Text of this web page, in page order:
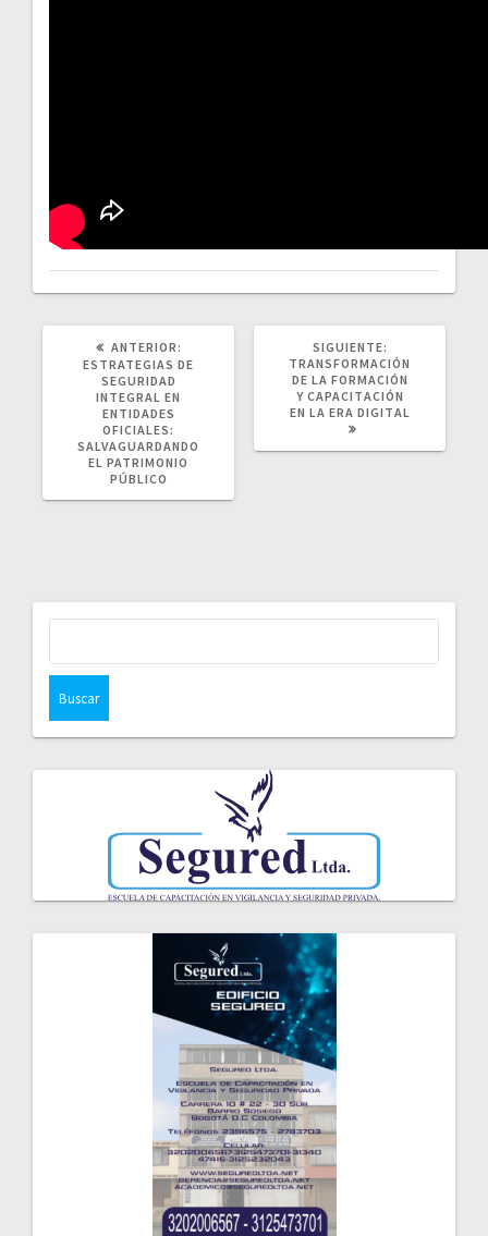
ANTERIOR:
ANTERIOR:
ESTRATEGIAS DE
SEGURIDAD
INTEGRAL EN
ENTIDADES
OFICIALES:
SALVAGUARDANDO
EL PATRIMONIO
PÚBLICO
SIGUIENTE:
POST:
TRANSFORMACIÓN
DE LA FORMACIÓN
Y CAPACITACIÓN
EN LA ERA DIGITAL